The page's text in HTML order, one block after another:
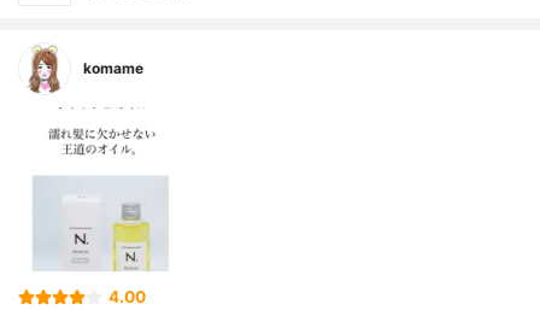
komame
4.00